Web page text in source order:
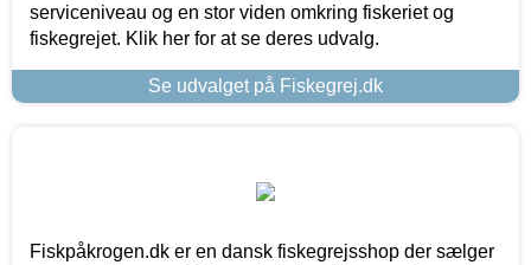
serviceniveau og en stor viden omkring fiskeriet og
fiskegrejet. Klik her for at se deres udvalg.
Se udvalget på Fiskegrej.dk
Fiskpåkrogen.dk er en dansk fiskegrejsshop der sælger